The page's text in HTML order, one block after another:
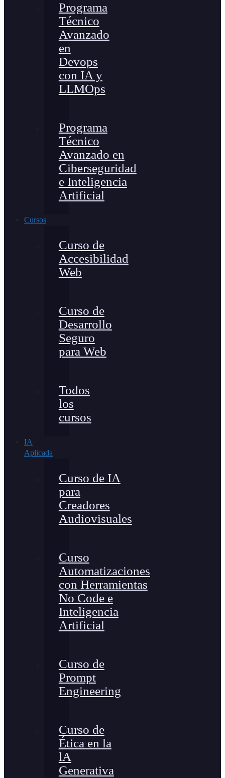
Programa
Técnico
Avanzado
en
Devops
con IA y
LLMOps
Programa
Técnico
Avanzado en
Ciberseguridad
e Inteligencia
Artificial
Cursos
Curso de
Accesibilidad
Web
Curso de
Desarrollo
Seguro
para Web
Todos
los
cursos
IA
Aplicada
Curso de IA
para
Creadores
Audiovisuales
Curso
Automatizaciones
con Herramientas
No Code e
Inteligencia
Artificial
Curso de
Prompt
Engineering
Curso de
Ética en la
lA
Generativa